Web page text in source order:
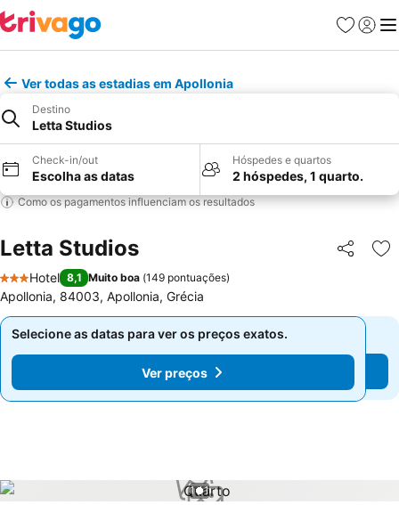
Favoritos
Iniciar
Ver todas as estadias em Apollonia
Destino
Letta Studios
Check-in/out
Escolha as datas
Hóspedes e quartos
2 hóspedes, 1 quarto.
Como os pagamentos influenciam os resultados
Letta Studios Partilhar
3 Estrelas
Hotel 8,1 Muito boa (149 pontuações)
Apollonia, 84003, Apollonia, Grécia
Selecione as datas para ver os preços exatos.
Ver preços
Selecione as datas para ver os preços exatos.
Ver preços
1 / 1